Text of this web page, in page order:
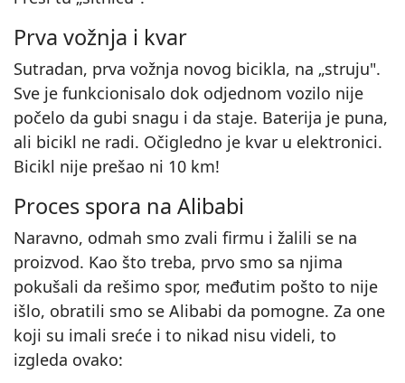
Prva vožnja i kvar
Sutradan, prva vožnja novog bicikla, na „struju".
Sve je funkcionisalo dok odjednom vozilo nije
počelo da gubi snagu i da staje. Baterija je puna,
ali bicikl ne radi. Očigledno je kvar u elektronici.
Bicikl nije prešao ni 10 km!
Proces spora na Alibabi
Naravno, odmah smo zvali firmu i žalili se na
proizvod. Kao što treba, prvo smo sa njima
pokušali da rešimo spor, međutim pošto to nije
išlo, obratili smo se Alibabi da pomogne. Za one
koji su imali sreće i to nikad nisu videli, to
izgleda ovako: